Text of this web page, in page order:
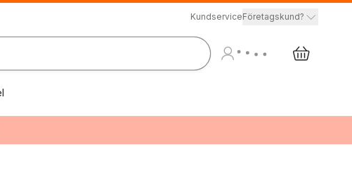
KundserviceFöretagskund?